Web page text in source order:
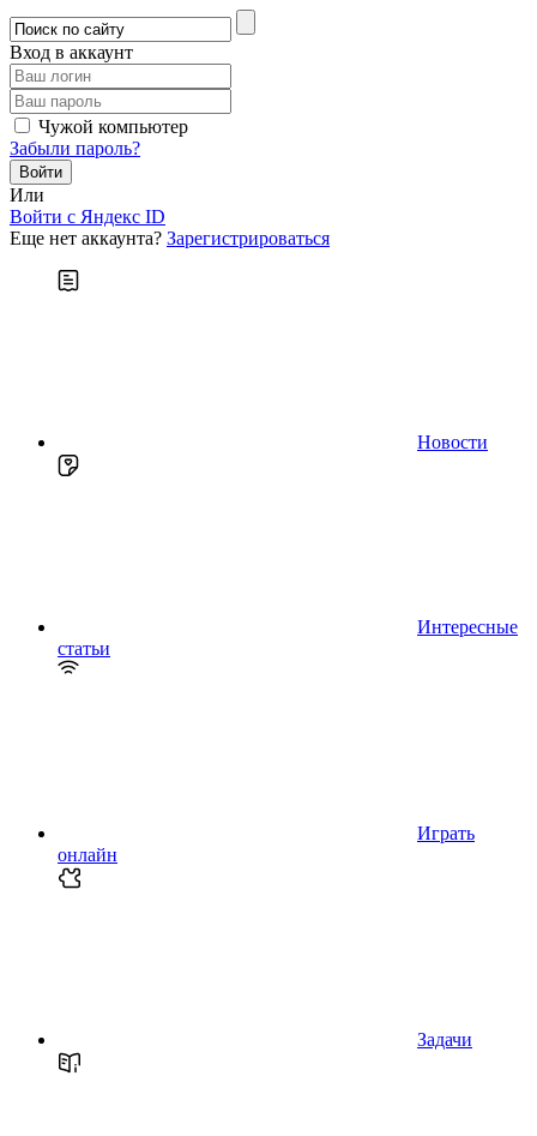
Вход в аккаунт
Чужой компьютер
Забыли пароль?
Или
Войти c Яндекс ID
Еще нет аккаунта? Зарегистрироваться
Новости
Интересные
статьи
Играть
онлайн
Задачи